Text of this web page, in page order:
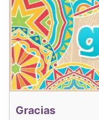
Gracias